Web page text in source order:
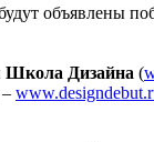
объявлены
Школа Дизайна (